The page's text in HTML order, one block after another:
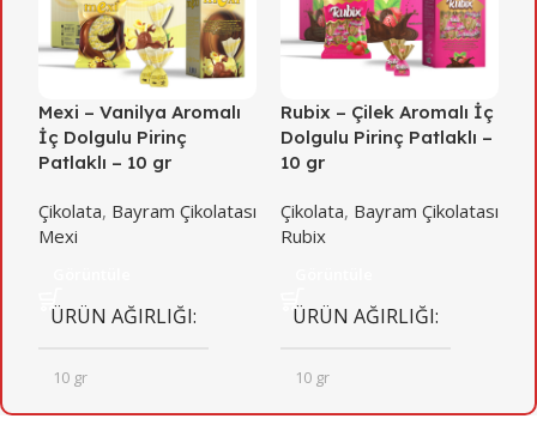
Mexi – Vanilya Aromalı
İç Dolgulu Pirinç
Patlaklı – 10 gr
Çikolata, Bayram Çikolatası
Mexi
ÜRÜN AĞIRLIĞI
10 gr
Rubix – Çilek Aromalı İç
Dolgulu Pirinç Patlaklı –
10 gr
Çikolata, Bayram Çikolatası
Rubix
ÜRÜN AĞIRLIĞI
10 gr